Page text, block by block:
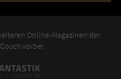
Online-Magazinen der
vorbei: